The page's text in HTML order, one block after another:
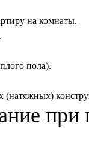
на комнаты.
пола).
(натяжных)
при